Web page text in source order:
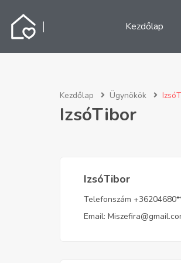
Kezdőlap
Kezdőlap Ügynökök
IzsóTibor
IzsóTibor
Telefonszám
Email: